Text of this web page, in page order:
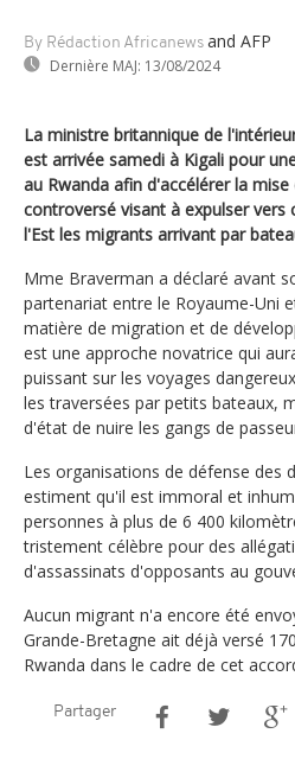
By Rédaction Africanews and AFP
Dernière MAJ: 13/08/2024
La ministre britannique de
est arrivée samedi à Kigali pour
au Rwanda afin d'accélérer la
controversé visant à expulser vers
l'Est les migrants arrivant par
Mme Braverman a déclaré avant
partenariat entre le Royaume-Uni
matière de migration et de
est une approche novatrice qui
puissant sur les voyages
les traversées par petits bateaux,
d'état de nuire les gangs de
Les organisations de défense des
estiment qu'il est immoral et
personnes à plus de 6 400
tristement célèbre pour des
d'assassinats d'opposants au
Aucun migrant n'a encore été
Grande-Bretagne ait déjà versé
Rwanda dans le cadre de cet
Partager